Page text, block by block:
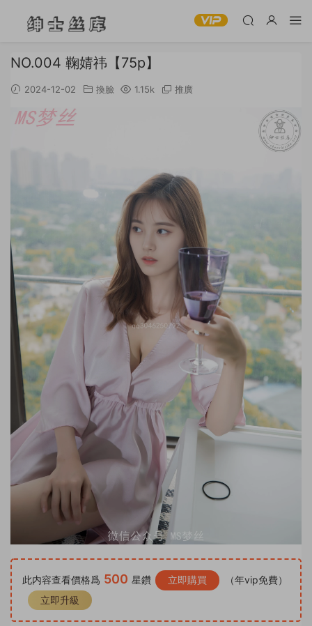
NO.004 鞠婧祎【75p】
2024-12-02 換臉 1.15k 推廣
此内容查看價格爲 500 星鑽 立即購買
（年vip免費）
立即升級